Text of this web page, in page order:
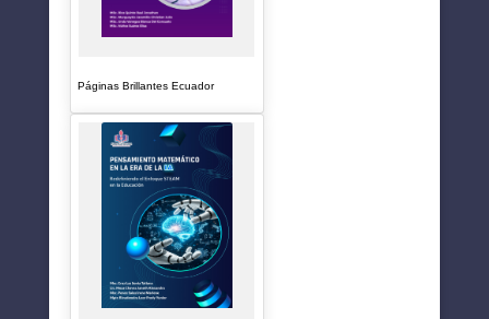
Páginas Brillantes Ecuador